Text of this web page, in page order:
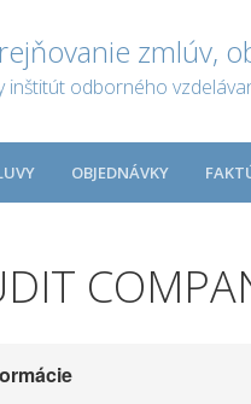
zmlúv,
inštitút odborného
OBJEDNÁVKY